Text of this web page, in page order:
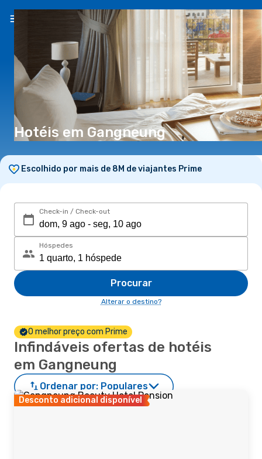
PT(€)
Hotéis em Gangneung
Escolhido por mais de 8M de viajantes Prime
Check-in / Check-out
Hóspedes
Procurar
Alterar o destino?
O melhor preço com Prime
Infindáveis ofertas de hotéis
em Gangneung
Ordenar por: Populares
Desconto adicional disponível